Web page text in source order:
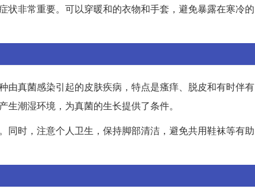
非常重要。可以穿暖和的衣物和手套，避免暴露在寒冷的
由真菌感染引起的皮肤疾病，特点是瘙痒、脱皮和有时伴有
潮湿环境，为真菌的生长提供了条件。
时，注意个人卫生，保持脚部清洁，避免共用鞋袜等有助